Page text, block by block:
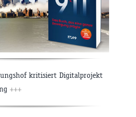
kritisiert Digitalprojekt
+++